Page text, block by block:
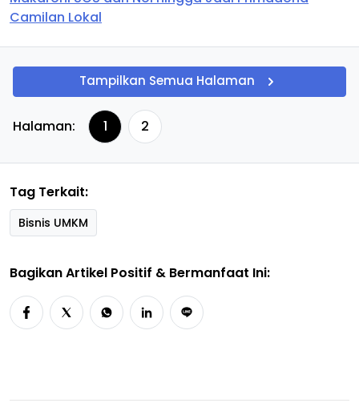
Camilan Lokal
Tampilkan Semua Halaman
Halaman: 1 2
Tag Terkait:
Bisnis UMKM
Bagikan Artikel Positif & Bermanfaat Ini: